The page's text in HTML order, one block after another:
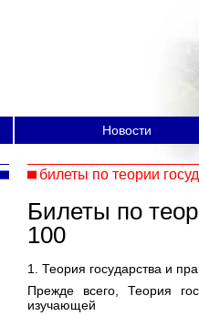
Новости
билеты по теории
Билеты по
100
1. Теория государства и
Прежде всего, Теория
изучающей